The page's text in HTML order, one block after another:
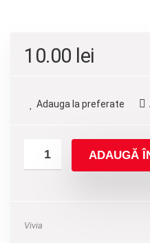
10.00 lei
Adauga la preferate
ADAUGĂ
Vivia